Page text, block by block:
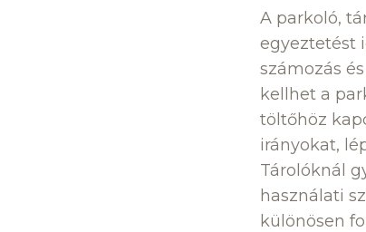
A parkoló,
egyeztetést
számozás
kellhet a
töltőhöz
irányokat,
Tárolóknál
használati
különösen